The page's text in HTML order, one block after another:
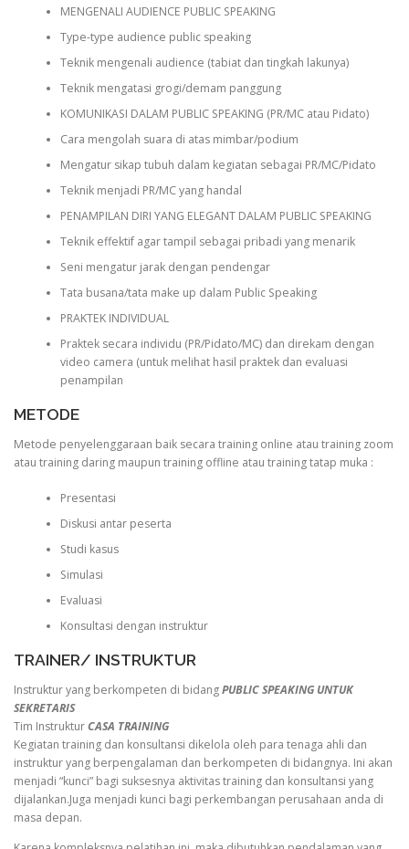
MENGENALI AUDIENCE PUBLIC SPEAKING
Type-type audience public speaking
Teknik mengenali audience (tabiat dan tingkah lakunya)
Teknik mengatasi grogi/demam panggung
KOMUNIKASI DALAM PUBLIC SPEAKING (PR/MC atau Pidato)
Cara mengolah suara di atas mimbar/podium
Mengatur sikap tubuh dalam kegiatan sebagai PR/MC/Pidato
Teknik menjadi PR/MC yang handal
PENAMPILAN DIRI YANG ELEGANT DALAM PUBLIC SPEAKING
Teknik effektif agar tampil sebagai pribadi yang menarik
Seni mengatur jarak dengan pendengar
Tata busana/tata make up dalam Public Speaking
PRAKTEK INDIVIDUAL
Praktek secara individu (PR/Pidato/MC) dan direkam dengan
video camera (untuk melihat hasil praktek dan evaluasi
penampilan
METODE
Metode penyelenggaraan baik secara training online atau training zoom
atau training daring maupun training offline atau training tatap muka :
Presentasi
Diskusi antar peserta
Studi kasus
Simulasi
Evaluasi
Konsultasi dengan instruktur
TRAINER/ INSTRUKTUR
Instruktur yang berkompeten di bidangPUBLIC SPEAKING UNTUK
SEKRETARIS
Tim InstrukturCASA TRAINING
Kegiatan training dan konsultansi dikelola oleh para tenaga ahli dan
instruktur yang berpengalaman dan berkompeten di bidangnya. Ini akan
menjadi “kunci” bagi suksesnya aktivitas training dan konsultansi yang
dijalankan.Juga menjadi kunci bagi perkembangan perusahaan anda di
masa depan.